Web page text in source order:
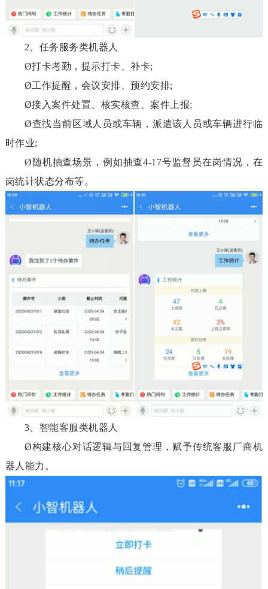
2、任务服务类机器人
Ø打卡考勤，提示打卡、补卡;
Ø工作提醒，会议安排、预约安排;
Ø接入案件处置、核实核查、案件上报;
Ø查找当前区域人员或车辆，派遣该人员或车辆进行临
时作业;
Ø 随机抽查场景，例如抽查4-17号监督员在岗情况，在
岗统计状态分布等。
3、智能客服类机器人
Ø构建核心对话逻辑与回复管理，赋予传统客服厂商机
器人能力。